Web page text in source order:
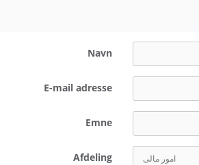
Navn
E-mail adresse
Emne
Afdeling